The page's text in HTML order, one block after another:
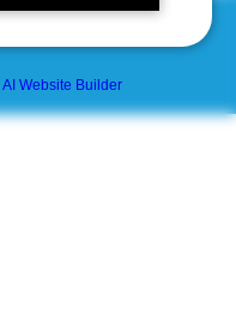
AI Website Builder